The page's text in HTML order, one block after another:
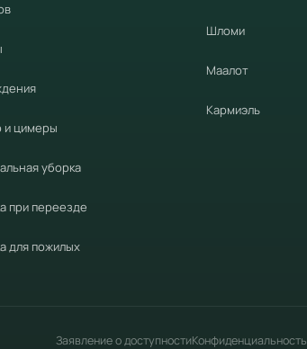
и цимеры
уборка
при переезде
для пожилых
Шломи
Маалот
Кармиэль
Заявление о доступностиКонфиденциальность